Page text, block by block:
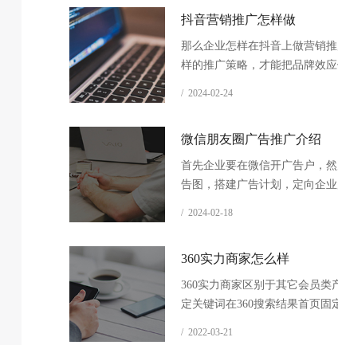
抖音营销推广怎样做
那么企业怎样在抖音上做营销
样的推广策略，才能把品牌效
/ 2024-02-24
微信朋友圈广告推广介绍
首先企业要在微信开广告户，
告图，搭建广告计划，定向企
/ 2024-02-18
360实力商家怎么样
360实力商家区别于其它会员类
定关键词在360搜索结果首页固
/ 2022-03-21